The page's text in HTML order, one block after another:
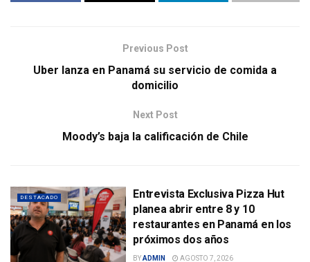
Previous Post
Uber lanza en Panamá su servicio de comida a
domicilio
Next Post
Moody’s baja la calificación de Chile
DESTACADO
Entrevista Exclusiva Pizza Hut
planea abrir entre 8 y 10
restaurantes en Panamá en los
próximos dos años
BYADMIN AGOSTO 7, 2026